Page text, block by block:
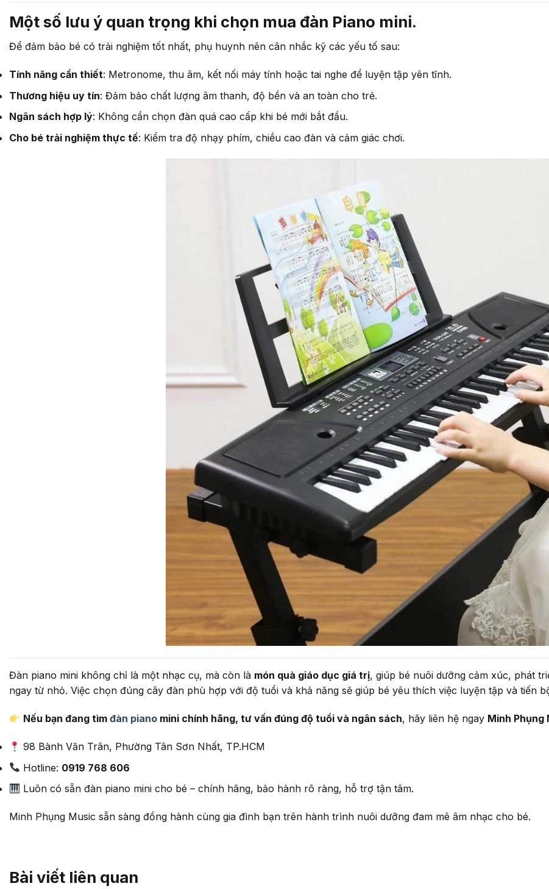
Một số lưu ý quan trọng khi chọn mua đàn Piano mini.
Để đảm bảo bé có trải nghiệm tốt nhất, phụ huynh nên cân nhắc kỹ các yếu tố sau:
Tính năng cần thiết: Metronome, thu âm, kết nối máy tính hoặc tai nghe để luyện tập yên tĩnh.
Thương hiệu uy tín: Đảm bảo chất lượng âm thanh, độ bền và an toàn cho trẻ.
Ngân sách hợp lý: Không cần chọn đàn quá cao cấp khi bé mới bắt đầu.
Cho bé trải nghiệm thực tế: Kiểm tra độ nhạy phím, chiều cao đàn và cảm giác chơi.
Đàn piano mini không chỉ là một nhạc cụ, mà còn là món quà giáo dục giá trị, giúp bé nuôi dưỡng cảm xúc, phát
ngay từ nhỏ. Việc chọn đúng cây đàn phù hợp với độ tuổi và khả năng sẽ giúp bé yêu thích việc luyện tập và tiến
Nếu bạn đang tìmđàn piano mini chính hãng, tư vấn đúng độ tuổi và ngân sách, hãy liên hệ ngay Minh Phụng
98 Bành Văn Trân, Phường Tân Sơn Nhất, TP.HCM
Hotline: 0919 768 606
Luôn có sẵn đàn piano mini cho bé – chính hãng, bảo hành rõ ràng, hỗ trợ tận tâm.
Minh Phụng Music sẵn sàng đồng hành cùng gia đình bạn trên hành trình nuôi dưỡng đam mê âm nhạc cho bé.
Bài viết liên quan